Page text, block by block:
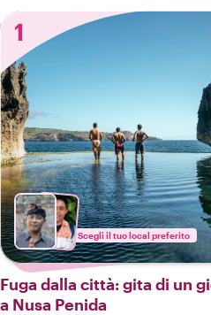
1
Scegli il tuo local preferito
Fuga dalla città: gita di un
a Nusa Penida